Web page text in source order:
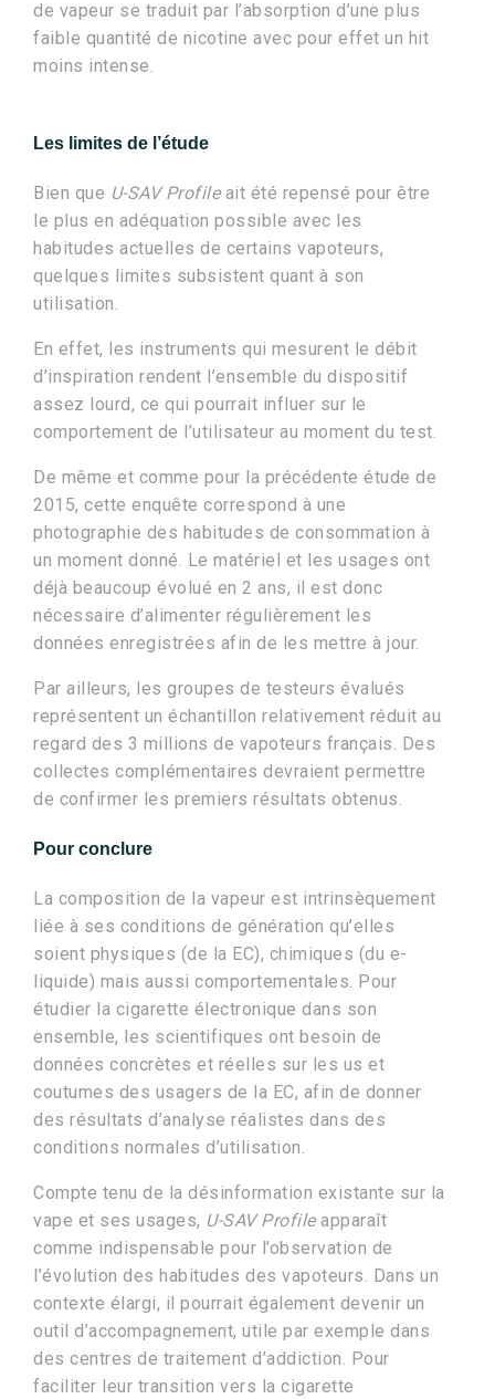
de vapeur se traduit par l’absorption d’une plus
faible quantité de nicotine avec pour effet un hit
moins intense.
Les limites de l’étude
Bien que U-SAV Profileait été repensé pour être
le plus en adéquation possible avec les
habitudes actuelles de certains vapoteurs,
quelques limites subsistent quant à son
utilisation.
En effet, les instruments qui mesurent le débit
d’inspiration rendent l’ensemble du dispositif
assez lourd, ce qui pourrait influer sur le
comportement de l’utilisateur au moment du test.
De même et comme pour la précédente étude de
2015, cette enquête correspond à une
photographie des habitudes de consommation à
un moment donné. Le matériel et les usages ont
déjà beaucoup évolué en 2 ans, il est donc
nécessaire d’alimenter régulièrement les
données enregistrées afin de les mettre à jour.
Par ailleurs, les groupes de testeurs évalués
représentent un échantillon relativement réduit au
regard des 3 millions de vapoteurs français. Des
collectes complémentaires devraient permettre
de confirmer les premiers résultats obtenus.
Pour conclure
La composition de la vapeur est intrinsèquement
liée à ses conditions de génération qu’elles
soient physiques (de la EC), chimiques (du e-
liquide) mais aussi comportementales. Pour
étudier la cigarette électronique dans son
ensemble, les scientifiques ont besoin de
données concrètes et réelles sur les us et
coutumes des usagers de la EC, afin de donner
des résultats d’analyse réalistes dans des
conditions normales d’utilisation.
Compte tenu de la désinformation existante sur la
vape et ses usages, U-SAV Profileapparaît
comme indispensable pour l’observation de
l’évolution des habitudes des vapoteurs. Dans un
contexte élargi, il pourrait également devenir un
outil d’accompagnement, utile par exemple dans
des centres de traitement d’addiction. Pour
faciliter leur transition vers la cigarette